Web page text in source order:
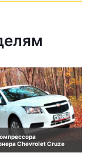
Chevrolet Cruze